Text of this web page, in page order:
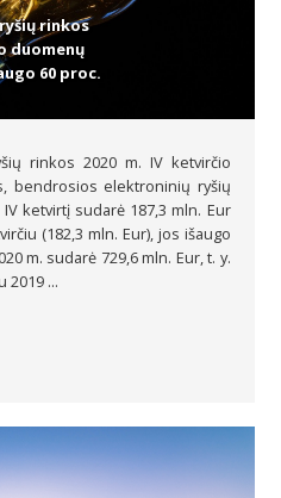
rinkos
duomenų
60 proc.
rinkos 2020 m. IV ketvirčio
bendrosios elektroninių ryšių
ketvirtį sudarė 187,3 mln. Eur
(182,3 mln. Eur), jos išaugo
m. sudarė 729,6 mln. Eur, t. y.
2019 ...